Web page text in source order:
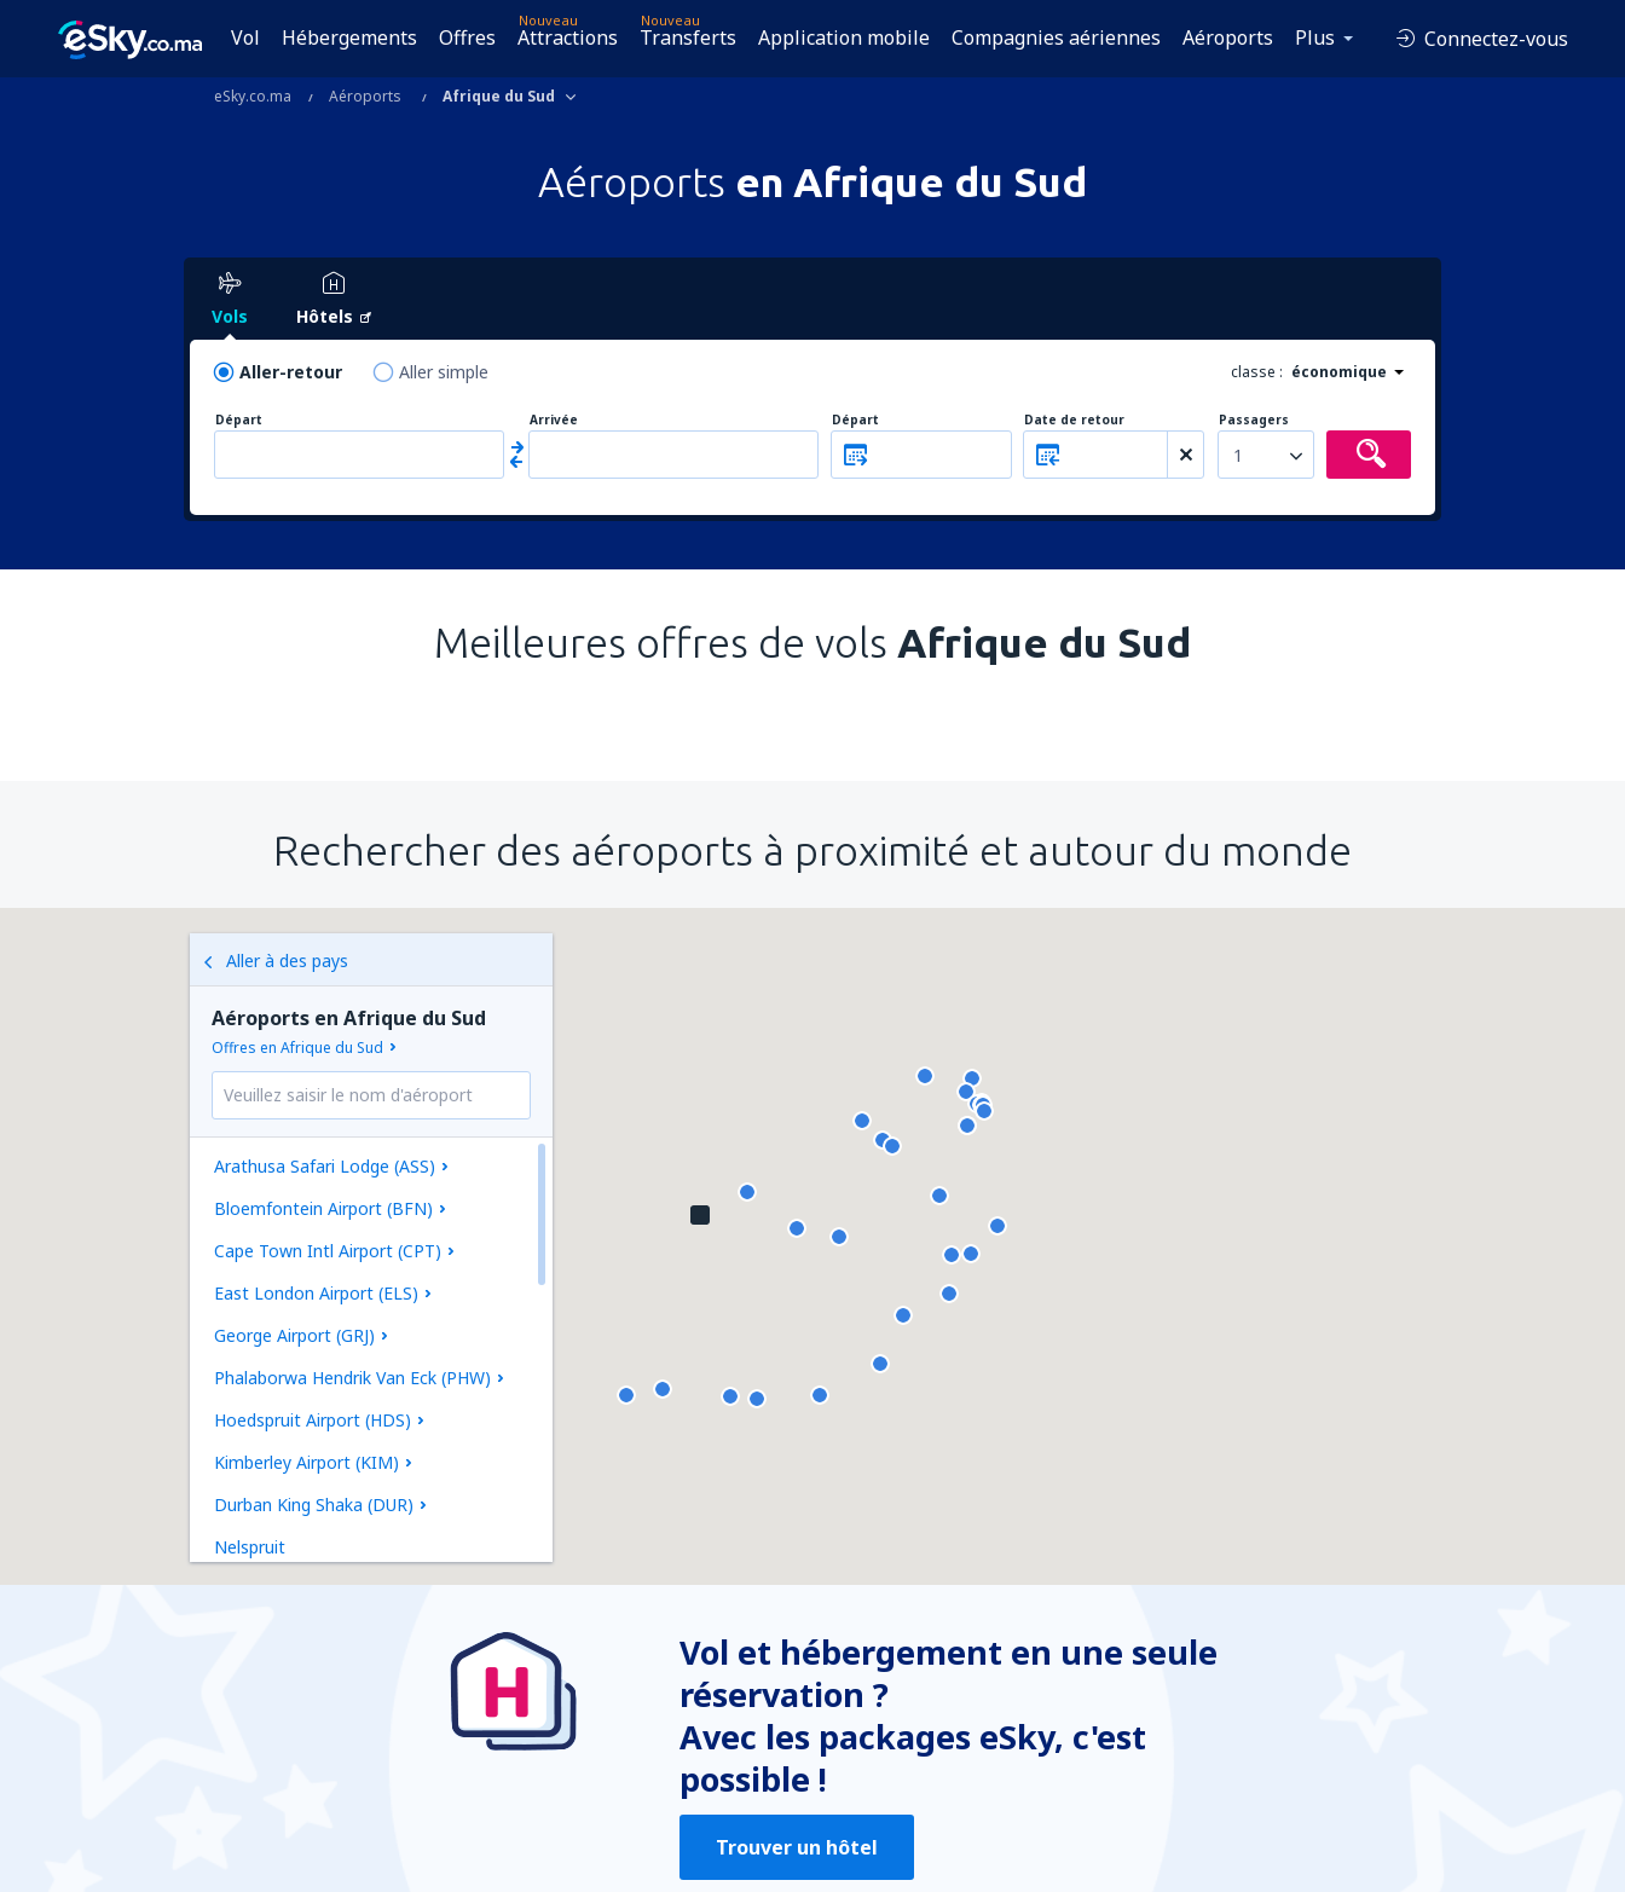
Vol Hébergements Offres
Nouveau
Attractions
Nouveau
Transferts Application mobile Compagnies aériennes Aéroports Plus Connectez-vous
eSky.co.ma Aéroports Afrique du Sud
Aéroports en Afrique du Sud
Vols Hôtels
Aller-retour Aller simple classe : économique
Départ Arrivée Départ Date de retour Passagers
1
Meilleures offres de vols Afrique du Sud
Rechercher des aéroports à proximité et autour du monde
Aller à des pays
Aéroports en Afrique du Sud
Offres en Afrique du Sud
Arathusa Safari Lodge (ASS)
Bloemfontein Airport (BFN)
Cape Town Intl Airport (CPT)
East London Airport (ELS)
George Airport (GRJ)
Phalaborwa Hendrik Van Eck (PHW)
Hoedspruit Airport (HDS)
Kimberley Airport (KIM)
Durban King Shaka (DUR)
Nelspruit
Lanseria Intl Airport (HLA)
Vol et hébergement en une seule
réservation ?
Avec les packages eSky, c'est
possible !
Trouver un hôtel